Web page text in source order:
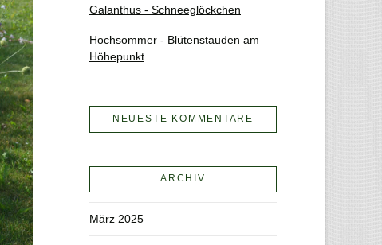
Galanthus - Schneeglöckchen
Hochsommer - Blütenstauden am
Höhepunkt
NEUESTE KOMMENTARE
ARCHIV
März 2025